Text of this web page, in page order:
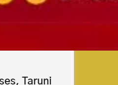
Taruni